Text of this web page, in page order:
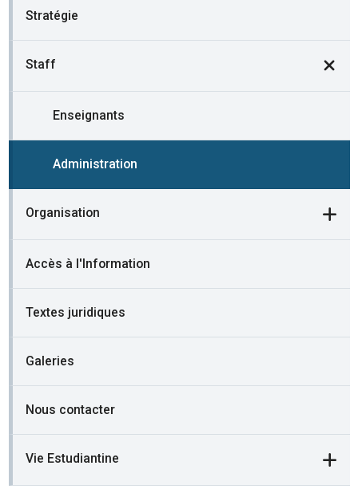
Stratégie
Staff
Enseignants
Administration
Organisation
Accès à l'Information
Textes juridiques
Galeries
Nous contacter
Vie Estudiantine